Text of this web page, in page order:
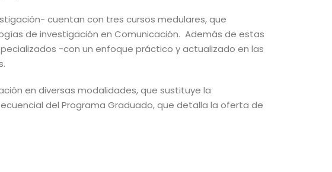
cuentan con tres cursos medulares, que
de investigación en Comunicación. Además de estas
-con un enfoque práctico y actualizado en las
en diversas modalidades, que sustituye la
del Programa Graduado, que detalla la oferta de